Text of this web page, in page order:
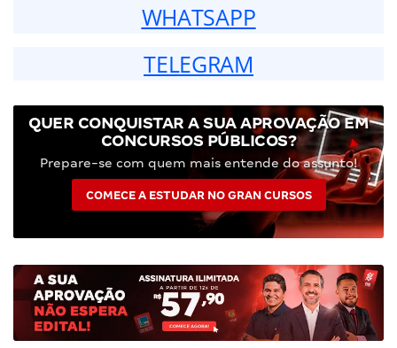
WHATSAPP
TELEGRAM
QUER CONQUISTAR A SUA APROVAÇÃO EM
CONCURSOS PÚBLICOS?
Prepare-se com quem mais entende do assunto!
COMECE A ESTUDAR NO GRAN CURSOS